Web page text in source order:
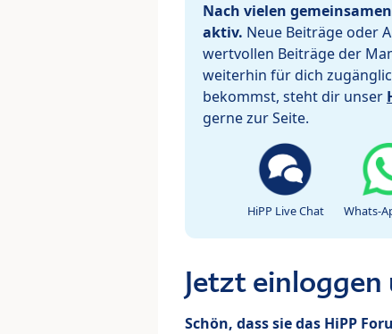
Nach vielen
aktiv. Neue Beiträge oder
wertvollen Beiträge der
weiterhin für dich
bekommst, steht dir unser
gerne zur Seite.
HiPP Live Chat Whats-
Jetzt
Schön, dass sie das HiPP